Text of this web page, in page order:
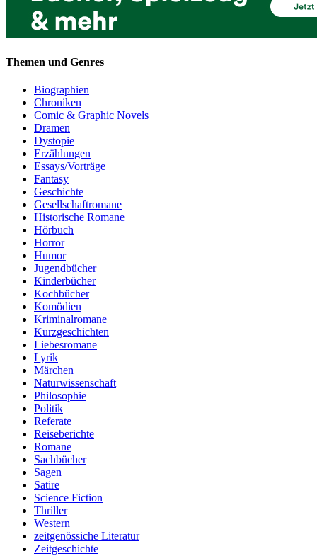
Themen und Genres
Biographien
Chroniken
Comic & Graphic Novels
Dramen
Dystopie
Erzählungen
Essays/Vorträge
Fantasy
Geschichte
Gesellschaftromane
Historische Romane
Hörbuch
Horror
Humor
Jugendbücher
Kinderbücher
Kochbücher
Komödien
Kriminalromane
Kurzgeschichten
Liebesromane
Lyrik
Märchen
Naturwissenschaft
Philosophie
Politik
Referate
Reiseberichte
Romane
Sachbücher
Sagen
Satire
Science Fiction
Thriller
Western
zeitgenössiche Literatur
Zeitgeschichte